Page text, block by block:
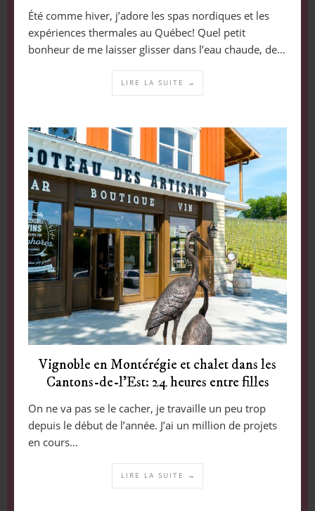
Été comme hiver, j’adore les spas nordiques et les
expériences thermales au Québec! Quel petit
bonheur de me laisser glisser dans l’eau chaude, de…
LIRE LA SUITE →
Vignoble en Montérégie et chalet dans les
Cantons-de-l’Est: 24 heures entre filles
On ne va pas se le cacher, je travaille un peu trop
depuis le début de l’année. J’ai un million de projets
en cours…
LIRE LA SUITE →